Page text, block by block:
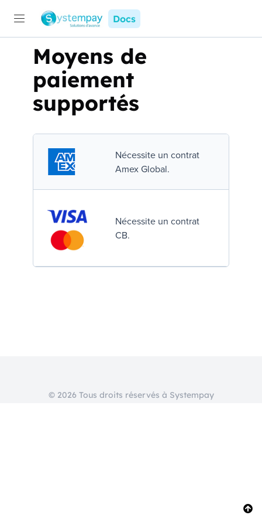
Docs
Moyens de
paiement
supportés
Nécessite un contrat
Amex Global.
Nécessite un contrat
CB.
© 2026 Tous droits réservés à Systempay